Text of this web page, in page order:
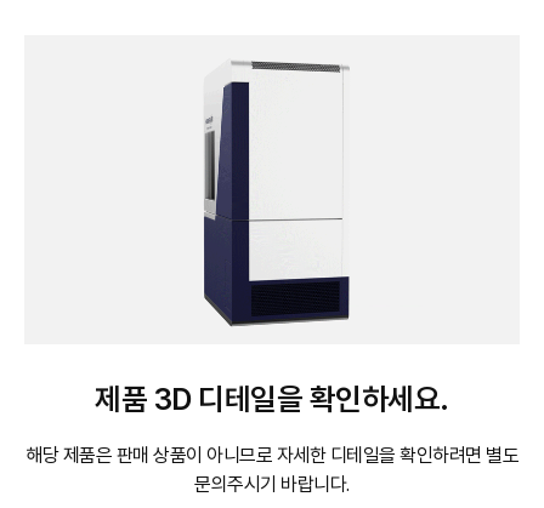
제품 3D 디테일을 확인하세요.
해당 제품은 판매 상품이 아니므로자세한 디테일을 확인하려면 별도
문의주시기 바랍니다.